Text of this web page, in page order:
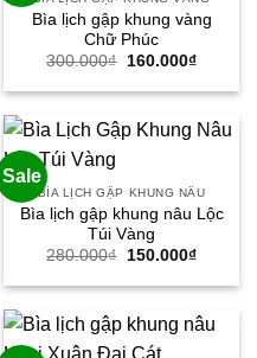
Bìa lịch gập khung vàng
Chữ Phúc
300.000₫
Giá
là:
160.000₫Giá
tại
Sale
BÌA LỊCH GẬP KHUNG NÂU
Bìa lịch gập khung nâu Lộc
Túi Vàng
280.000₫
Giá
là:
150.000₫Giá
tại